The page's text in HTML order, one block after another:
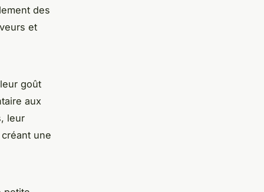
des
et
goût
aux
leur
une